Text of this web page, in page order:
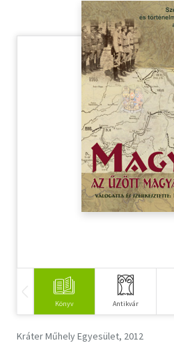
Szótár, nyelvkönyv
Tankönyv, segédkönyv
Társadalomtudomány
Természettudomány
Könyv Antikvár
Kráter Műhely Egyesület, 2012